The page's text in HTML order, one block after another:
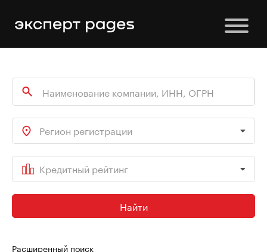
Регион регистрации
Кредитный рейтинг
Найти
Расширенный поиск